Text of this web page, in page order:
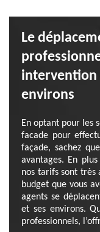
Le
intervention
environs
En optant pour les
facade pour
façade, sachez
avantages. En
nos tarifs sont très
budget que vous
agents se
et ses environs.
professionnels,